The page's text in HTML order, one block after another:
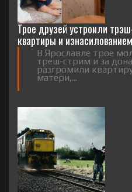
Трое друзей устроили
квартиры и изнасилованием
В Ярославле трое
треш-стрим и за
разгромили
матери,...